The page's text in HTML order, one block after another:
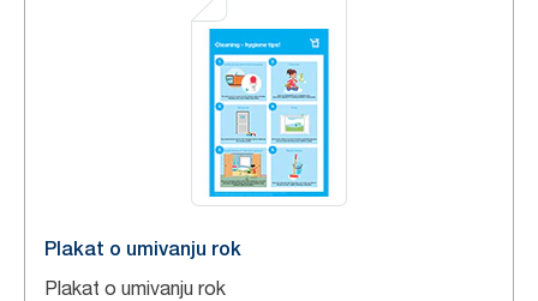
Plakat o umivanju rok
Plakat o umivanju rok